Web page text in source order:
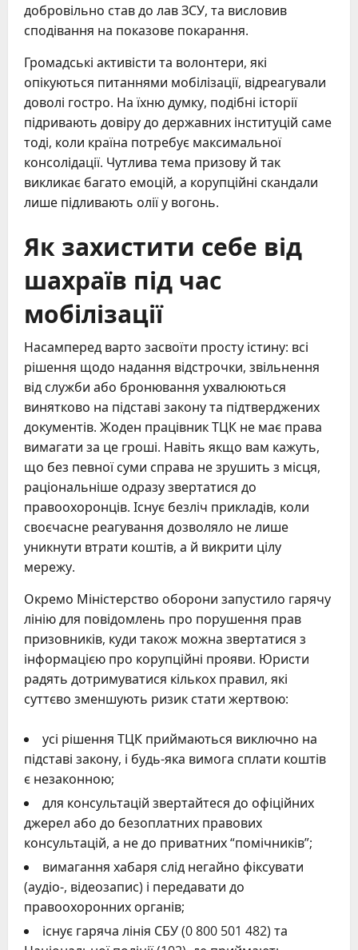
добровільно став до лав ЗСУ, та висловив
сподівання на показове покарання.
Громадські активісти та волонтери, які
опікуються питаннями мобілізації, відреагували
доволі гостро. На їхню думку, подібні історії
підривають довіру до державних інституцій саме
тоді, коли країна потребує максимальної
консолідації. Чутлива тема призову й так
викликає багато емоцій, а корупційні скандали
лише підливають олії у вогонь.
Як захистити себе від
шахраїв під час
мобілізації
Насамперед варто засвоїти просту істину: всі
рішення щодо надання відстрочки, звільнення
від служби або бронювання ухвалюються
винятково на підставі закону та підтверджених
документів. Жоден працівник ТЦК не має права
вимагати за це гроші. Навіть якщо вам кажуть,
що без певної суми справа не зрушить з місця,
раціональніше одразу звертатися до
правоохоронців. Існує безліч прикладів, коли
своєчасне реагування дозволяло не лише
уникнути втрати коштів, а й викрити цілу
мережу.
Окремо Міністерство оборони запустило гарячу
лінію для повідомлень про порушення прав
призовників, куди також можна звертатися з
інформацією про корупційні прояви. Юристи
радять дотримуватися кількох правил, які
суттєво зменшують ризик стати жертвою:
усі рішення ТЦК приймаються виключно на
підставі закону, і будь-яка вимога сплати коштів
є незаконною;
для консультацій звертайтеся до офіційних
джерел або до безоплатних правових
консультацій, а не до приватних “помічників”;
вимагання хабаря слід негайно фіксувати
(аудіо-, відеозапис) і передавати до
правоохоронних органів;
існує гаряча лінія СБУ (0 800 501 482) та